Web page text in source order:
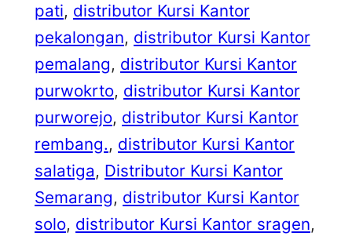
pati, distributor Kursi Kantor
pekalongan, distributor Kursi Kantor
pemalang, distributor Kursi Kantor
purwokrto, distributor Kursi Kantor
purworejo, distributor Kursi Kantor
rembang., distributor Kursi Kantor
salatiga, Distributor Kursi Kantor
Semarang, distributor Kursi Kantor
solo, distributor Kursi Kantor sragen